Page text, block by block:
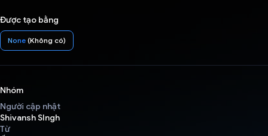
Được tạo bằng
None (Không có)
Nhóm
Người cập nhật
Shivansh SIngh
Từ